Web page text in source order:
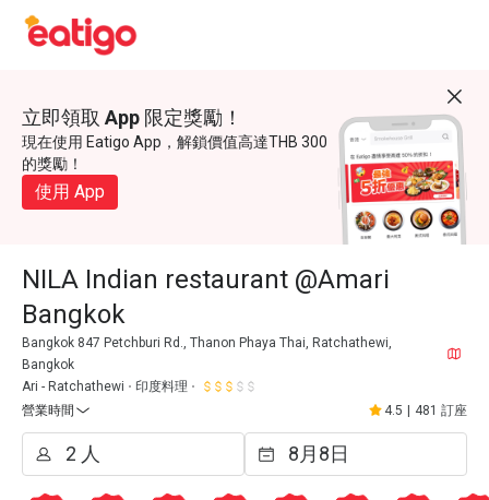
立即領取 App 限定獎勵！
現在使用 Eatigo App，解鎖價值高達THB 300
的獎勵！
使用 App
NILA Indian restaurant @Amari
Bangkok
Bangkok 847 Petchburi Rd., Thanon Phaya Thai, Ratchathewi,
Bangkok
Ari - Ratchathewi
印度料理
營業時間
4.5 481 訂座